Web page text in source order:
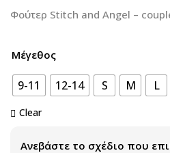
Φούτερ Stitch and Angel –
Μέγεθος
9-11 12-14 S M L
Clear
Ανεβάστε το σχέδιο που